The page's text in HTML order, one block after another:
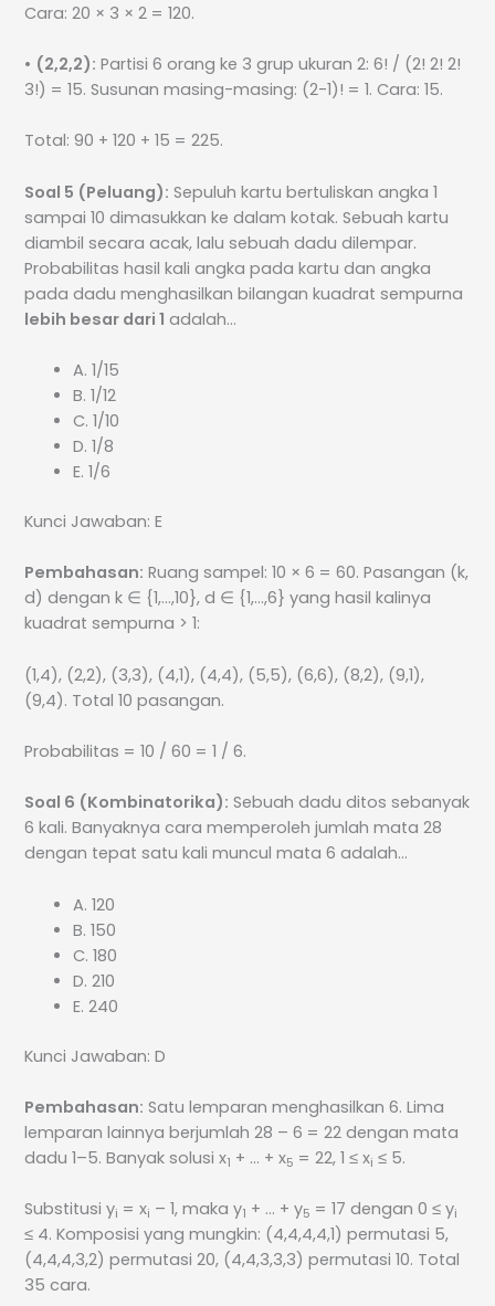
Cara: 20 × 3 × 2 = 120.
• (2,2,2): Partisi 6 orang ke 3 grup ukuran 2: 6! / (2! 2! 2!
3!) = 15. Susunan masing-masing: (2-1)! = 1. Cara: 15.
Total: 90 + 120 + 15 = 225.
Soal 5 (Peluang): Sepuluh kartu bertuliskan angka 1
sampai 10 dimasukkan ke dalam kotak. Sebuah kartu
diambil secara acak, lalu sebuah dadu dilempar.
Probabilitas hasil kali angka pada kartu dan angka
pada dadu menghasilkan bilangan kuadrat sempurna
lebih besar dari 1 adalah…
A. 1/15
B. 1/12
C. 1/10
D. 1/8
E. 1/6
Kunci Jawaban: E
Pembahasan: Ruang sampel: 10 × 6 = 60. Pasangan (k,
d) dengan k ∈ {1,…,10}, d ∈ {1,…,6} yang hasil kalinya
kuadrat sempurna > 1:
(1,4), (2,2), (3,3), (4,1), (4,4), (5,5), (6,6), (8,2), (9,1),
(9,4). Total 10 pasangan.
Probabilitas = 10 / 60 = 1 / 6.
Soal 6 (Kombinatorika): Sebuah dadu ditos sebanyak
6 kali. Banyaknya cara memperoleh jumlah mata 28
dengan tepat satu kali muncul mata 6 adalah…
A. 120
B. 150
C. 180
D. 210
E. 240
Kunci Jawaban: D
Pembahasan: Satu lemparan menghasilkan 6. Lima
lemparan lainnya berjumlah 28 – 6 = 22 dengan mata
dadu 1–5. Banyak solusi x1 + … + x5 = 22, 1 ≤ xi ≤ 5.
Substitusi yi = xi – 1, maka y1 + … + y5 = 17 dengan 0 ≤ yi
≤ 4. Komposisi yang mungkin: (4,4,4,4,1) permutasi 5,
(4,4,4,3,2) permutasi 20, (4,4,3,3,3) permutasi 10. Total
35 cara.